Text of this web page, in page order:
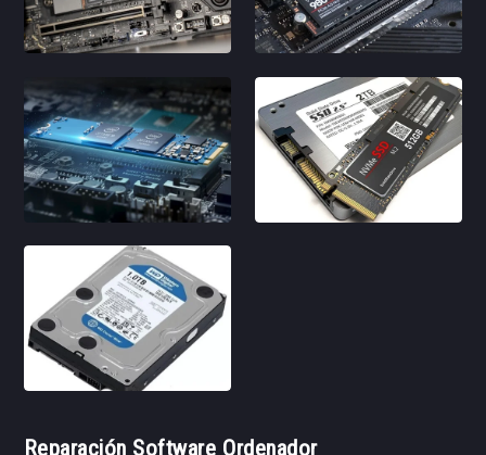
Reparación Software Ordenador